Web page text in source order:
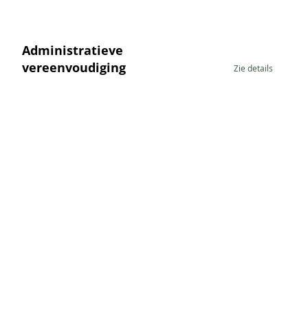
Administratieve
vereenvoudiging
Zie details